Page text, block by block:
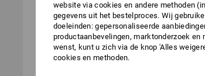
website via cookies en andere methoden
gegevens uit het bestelproces. Wij
doeleinden: gepersonaliseerde
productaanbevelingen, marktonderzoek
wenst, kunt u zich via de knop 'Alles
cookies en methoden.